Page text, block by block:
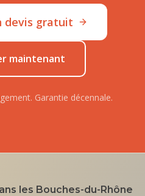
devis gratuit
maintenant
Garantie décennale.
les Bouches-du-Rhône